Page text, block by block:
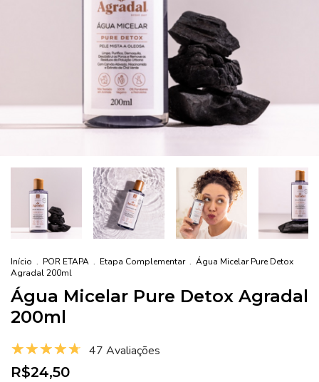
Início . POR ETAPA . Etapa Complementar . Água Micelar Pure Detox
Agradal 200ml
Água Micelar Pure Detox Agradal
200ml
47 Avaliações
R$24,50